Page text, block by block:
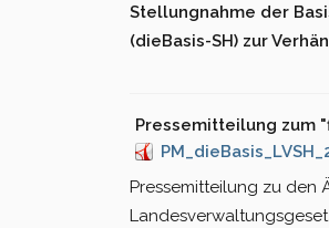
Stellungnahme der
(dieBasis-SH) zur
Pressemitteilung zum
Pressemitteilung zu den